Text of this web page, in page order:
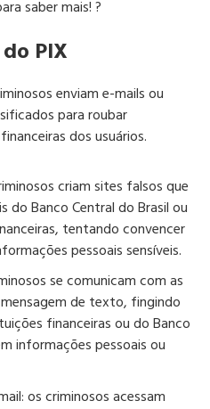
saber mais! ?
PIX
enviam e-mails ou
para roubar
dos usuários.
criam sites falsos que
do Banco Central do Brasil ou
tentando convencer
pessoais sensíveis.
se comunicam com as
de texto, fingindo
financeiras ou do Banco
informações pessoais ou
os criminosos acessam